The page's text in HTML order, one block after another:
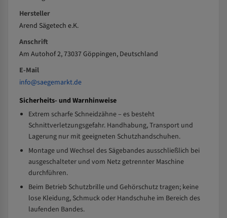
Hersteller
Arend Sägetech e.K.
Anschrift
Am Autohof 2, 73037 Göppingen, Deutschland
E-Mail
info@saegemarkt.de
Sicherheits- und Warnhinweise
Extrem scharfe Schneidzähne – es besteht
Schnittverletzungsgefahr. Handhabung, Transport und
Lagerung nur mit geeigneten Schutzhandschuhen.
Montage und Wechsel des Sägebandes ausschließlich bei
ausgeschalteter und vom Netz getrennter Maschine
durchführen.
Beim Betrieb Schutzbrille und Gehörschutz tragen; keine
lose Kleidung, Schmuck oder Handschuhe im Bereich des
laufenden Bandes.